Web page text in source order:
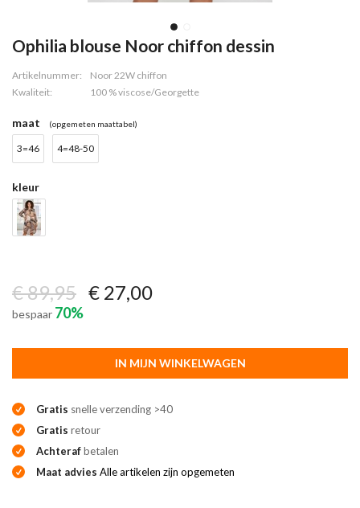
Ophilia blouse Noor chiffon dessin
Artikelnummer:
Noor 22W chiffon
Kwaliteit:
100 % viscose/Georgette
maat (opgemeten maattabel)
3=46 4=48-50
kleur
€ 89,95 € 27,00
bespaar 70%
IN MIJN WINKELWAGEN
Gratis snelle verzending >40
Gratis retour
Achterafbetalen
Maat advies Alle artikelen zijn opgemeten